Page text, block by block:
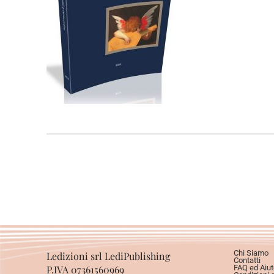
Ledizioni srl LediPublishing
P.IVA 07361560969
Chi Siamo
Contatti
FAQ ed